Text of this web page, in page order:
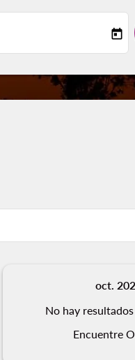
aria-label today
oct.
No hay
Encuentre